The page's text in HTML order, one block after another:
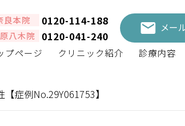
良本院 0120-114-188
八木院 0120-041-240
メー
プページ クリニック紹介 診療内容
症例No.29Y061753】